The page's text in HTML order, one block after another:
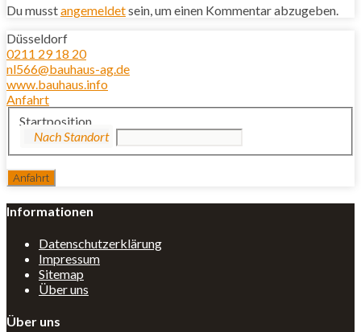
Du musstangemeldetsein, um einen Kommentar abzugeben.
Düsseldorf
0211 29 18 20
nl566@bauhaus-ag.de
www.bauhaus.info
Anfahrt
Startposition
Informationen
Datenschutzerklärung
Impressum
Sitemap
Über uns
Über uns